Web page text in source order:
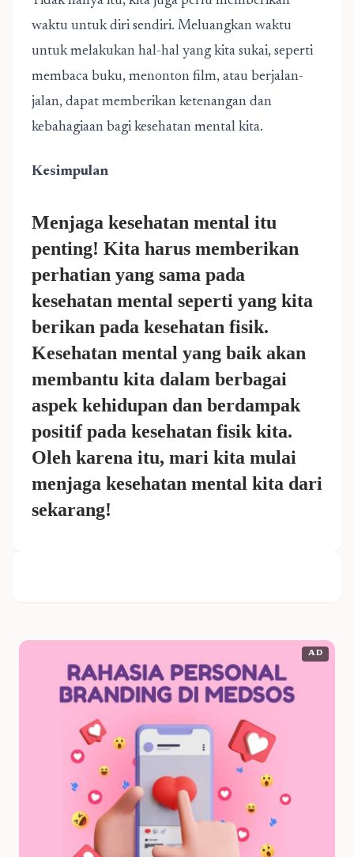
waktu untuk diri sendiri. Meluangkan waktu
untuk melakukan hal-hal yang kita sukai, seperti
membaca buku, menonton film, atau berjalan-
jalan, dapat memberikan ketenangan dan
kebahagiaan bagi kesehatan mental kita.
Kesimpulan
Menjaga kesehatan mental itu
penting! Kita harus memberikan
perhatian yang sama pada
kesehatan mental seperti yang kita
berikan pada kesehatan fisik.
Kesehatan mental yang baik akan
membantu kita dalam berbagai
aspek kehidupan dan berdampak
positif pada kesehatan fisik kita.
Oleh karena itu, mari kita mulai
menjaga kesehatan mental kita dari
sekarang!
AD